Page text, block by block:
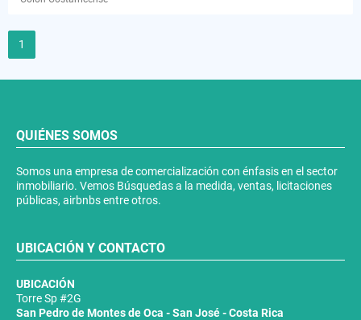
1
QUIÉNES SOMOS
Somos una empresa de comercialización con énfasis en el sector
inmobiliario. Vemos Búsquedas a la medida, ventas, licitaciones
públicas, airbnbs entre otros.
UBICACIÓN Y CONTACTO
UBICACIÓN
Torre Sp #2G
San Pedro de Montes de Oca - San José - Costa Rica